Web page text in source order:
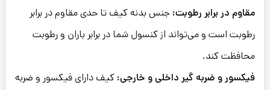
مقاوم در برابر رطوبت: جنس بدنه کیف تا حدی مقاوم در برابر
رطوبت است و می‌تواند از کنسول شما در برابر باران و رطوبت
محافظت کند.
فیکسور و ضربه گیر داخلی و خارجی: کیف دارای فیکسور و ضربه